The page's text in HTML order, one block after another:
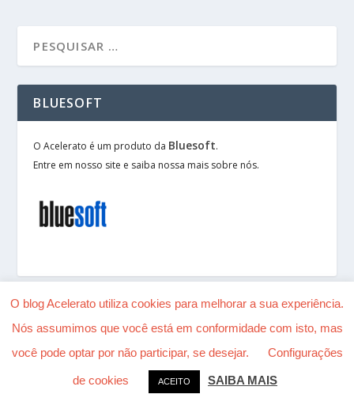
BLUESOFT
O Acelerato é um produto da Bluesoft.
Entre em nosso site e saiba nossa mais sobre nós.
Desenhado porElegant Themes| Alimentado por
O blog Acelerato utiliza cookies para melhorar a sua experiência.
Nós assumimos que você está em conformidade com isto, mas
você pode optar por não participar, se desejar.
Configurações
de cookies ACEITO SAIBA MAIS